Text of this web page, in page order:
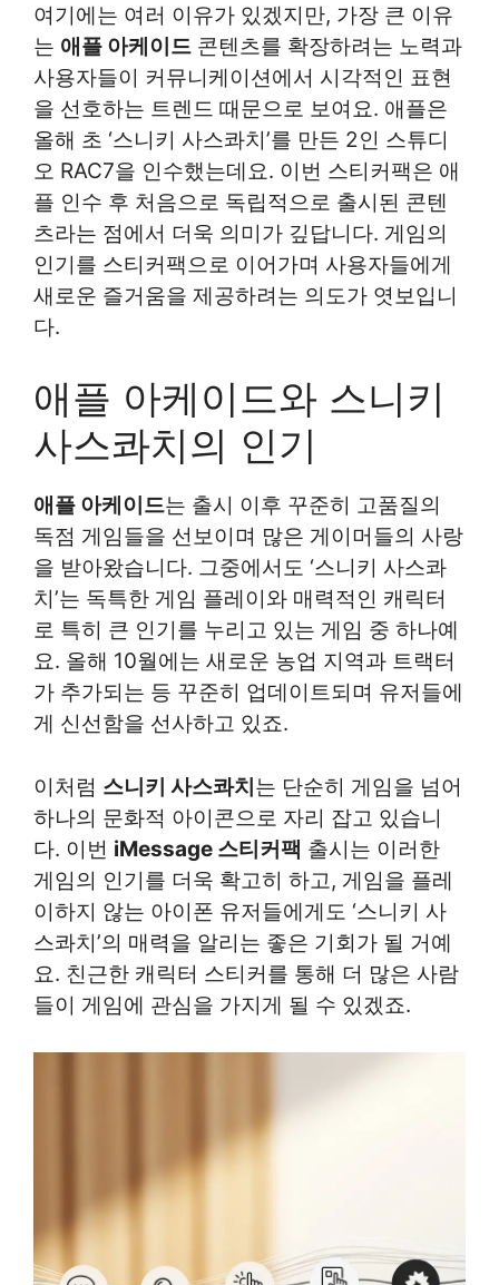
여기에는 여러 이유가 있겠지만, 가장 큰 이유
는 애플 아케이드 콘텐츠를 확장하려는 노력과
사용자들이 커뮤니케이션에서 시각적인 표현
을 선호하는 트렌드 때문으로 보여요. 애플은
올해 초 ‘스니키 사스콰치’를 만든 2인 스튜디
오 RAC7을 인수했는데요. 이번 스티커팩은 애
플 인수 후 처음으로 독립적으로 출시된 콘텐
츠라는 점에서 더욱 의미가 깊답니다. 게임의
인기를 스티커팩으로 이어가며 사용자들에게
새로운 즐거움을 제공하려는 의도가 엿보입니
다.
애플 아케이드와 스니키
사스콰치의 인기
애플 아케이드는 출시 이후 꾸준히 고품질의
독점 게임들을 선보이며 많은 게이머들의 사랑
을 받아왔습니다. 그중에서도 ‘스니키 사스콰
치’는 독특한 게임 플레이와 매력적인 캐릭터
로 특히 큰 인기를 누리고 있는 게임 중 하나예
요. 올해 10월에는 새로운 농업 지역과 트랙터
가 추가되는 등 꾸준히 업데이트되며 유저들에
게 신선함을 선사하고 있죠.
이처럼 스니키 사스콰치는 단순히 게임을 넘어
하나의 문화적 아이콘으로 자리 잡고 있습니
다. 이번 iMessage 스티커팩 출시는 이러한
게임의 인기를 더욱 확고히 하고, 게임을 플레
이하지 않는 아이폰 유저들에게도 ‘스니키 사
스콰치’의 매력을 알리는 좋은 기회가 될 거예
요. 친근한 캐릭터 스티커를 통해 더 많은 사람
들이 게임에 관심을 가지게 될 수 있겠죠.